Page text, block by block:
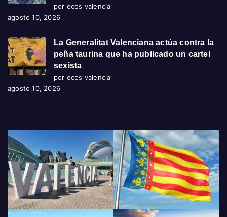
por ecos valencia
agosto 10, 2026
La Generalitat Valenciana actúa contra la
peña taurina que ha publicado un cartel
sexista
por ecos valencia
agosto 10, 2026